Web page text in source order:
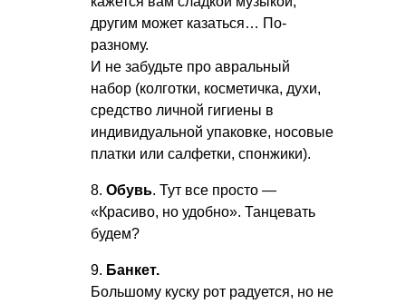
другим может казаться… По-
разному.
И не забудьте про авральный
набор (колготки, косметичка, духи,
средство личной гигиены в
индивидуальной упаковке, носовые
платки или салфетки, спонжики).
8. Обувь. Тут все просто —
«Красиво, но удобно». Танцевать
будем?
9. Банкет.
Большому куску рот радуется, но не